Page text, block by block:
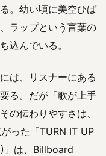
。幼い頃に美空ひば
ラップという言葉の
込んでいる。
は、リスナーにある
る。だが「歌が上手
の伝わりやすさは、
った「TURN IT UP
は、 Billboard